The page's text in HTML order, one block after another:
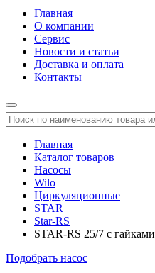
Главная
О компании
Сервис
Новости и статьи
Доставка и оплата
Контакты
Главная
Каталог товаров
Насосы
Wilo
Циркуляционные
STAR
Star-RS
STAR-RS 25/7 с гайками
Подобрать насос